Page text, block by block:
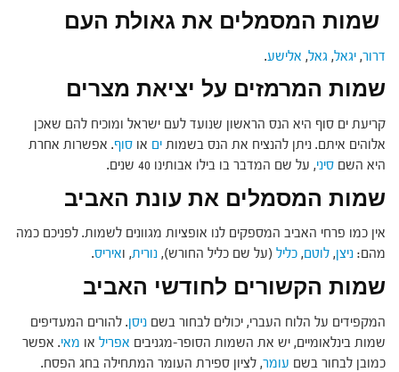
שמות המסמלים את גאולת העם
דרור, יגאל, גאל, אלישע.
שמות המרמזים על יציאת מצרים
קריעת ים סוף היא הנס הראשון שנועד לעם ישראל ומוכיח להם שאכן
אלוהים איתם. ניתן להנציח את הנס בשמות ים או סוף. אפשרות אחרת
היא השם סיני, על שם המדבר בו בילו אבותינו 40 שנים.
שמות המסמלים את עונת האביב
אין כמו פרחי האביב המספקים לנו אופציות מגוונים לשמות. לפניכם כמה
מהם: ניצן, לוטם, כליל (על שם כליל החורש), נורית, ואיריס.
שמות הקשורים לחודשי האביב
המקפידים על הלוח העברי, יכולים לבחור בשם ניסן. להורים המעדיפים
שמות בינלאומיים, יש את השמות הסופר-מגניבים אפריל או מאי. אפשר
כמובן לבחור בשם עומר, לציון ספירת העומר המתחילה בחג הפסח.